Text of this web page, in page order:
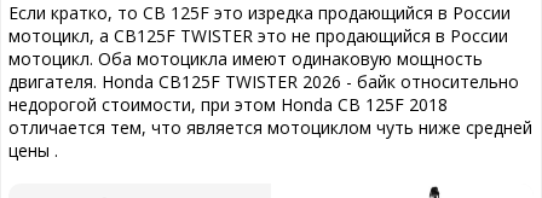
Если кратко, то CB 125F это изредка продающийся в России
мотоцикл, а CB125F TWISTER это не продающийся в России
мотоцикл. Оба мотоцикла имеют одинаковую мощность
двигателя. Honda CB125F TWISTER 2026 - байк относительно
недорогой стоимости, при этом Honda CB 125F 2018
отличается тем, что является мотоциклом чуть ниже средней
цены .